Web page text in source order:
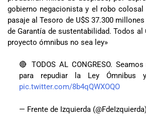
gobierno negacionista y el robo
pasaje al Tesoro de U$S 37.300
de Garantía de sustentabilidad. Todos al
proyecto ómnibus no sea ley»
🔴 TODOS AL CONGRESO.
para repudiar la Ley
pic.twitter.com/8b4qQWXOQO
— Frente de Izquierda